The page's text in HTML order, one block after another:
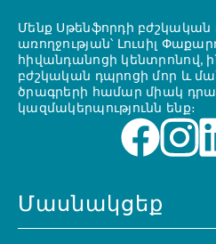
Մենք Սթենֆորդի
առողջության՝ Լուսիլ
հիվանդանոցի կենտրոնով,
բժշկական դպրոցի մոր և
ծրագրերի համար միակ
կազմակերպությունն ենք։
Մասնակցեք